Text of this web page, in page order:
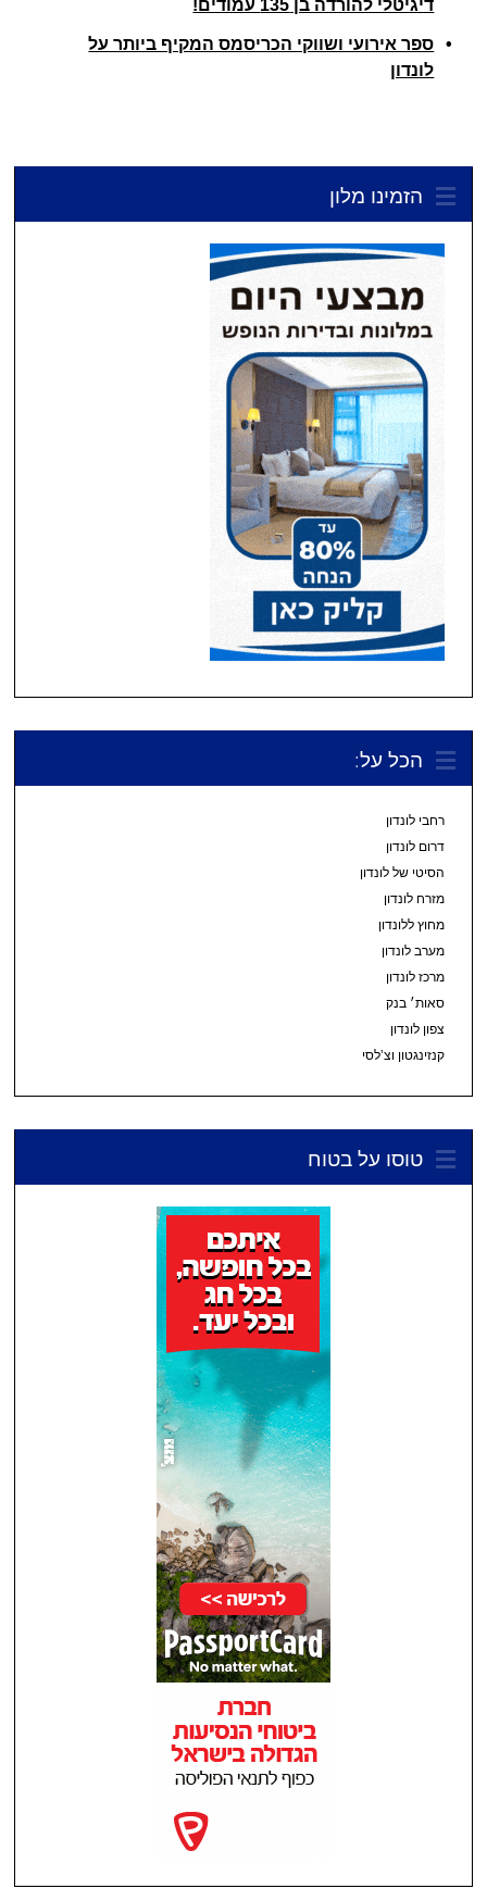
דיגיטלי להורדה בן 135 עמודים!
ספר אירועי ושווקי הכריסמס המקיף ביותר על
לונדון
הזמינו מלון
הכל על:
רחבי לונדון
דרום לונדון
הסיטי של לונדון
מזרח לונדון
מחוץ ללונדון
מערב לונדון
מרכז לונדון
סאות׳ בנק
צפון לונדון
קנזינגטון וצ’לסי
טוסו על בטוח